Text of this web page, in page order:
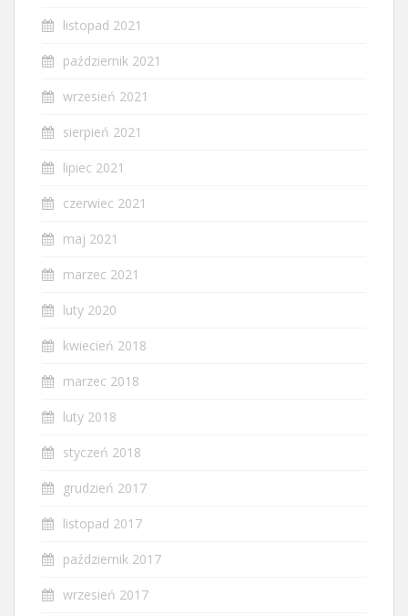
listopad 2021
październik 2021
wrzesień 2021
sierpień 2021
lipiec 2021
czerwiec 2021
maj 2021
marzec 2021
luty 2020
kwiecień 2018
marzec 2018
luty 2018
styczeń 2018
grudzień 2017
listopad 2017
październik 2017
wrzesień 2017